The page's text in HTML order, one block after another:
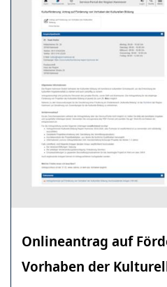
Onlineantrag auf
Vorhaben der